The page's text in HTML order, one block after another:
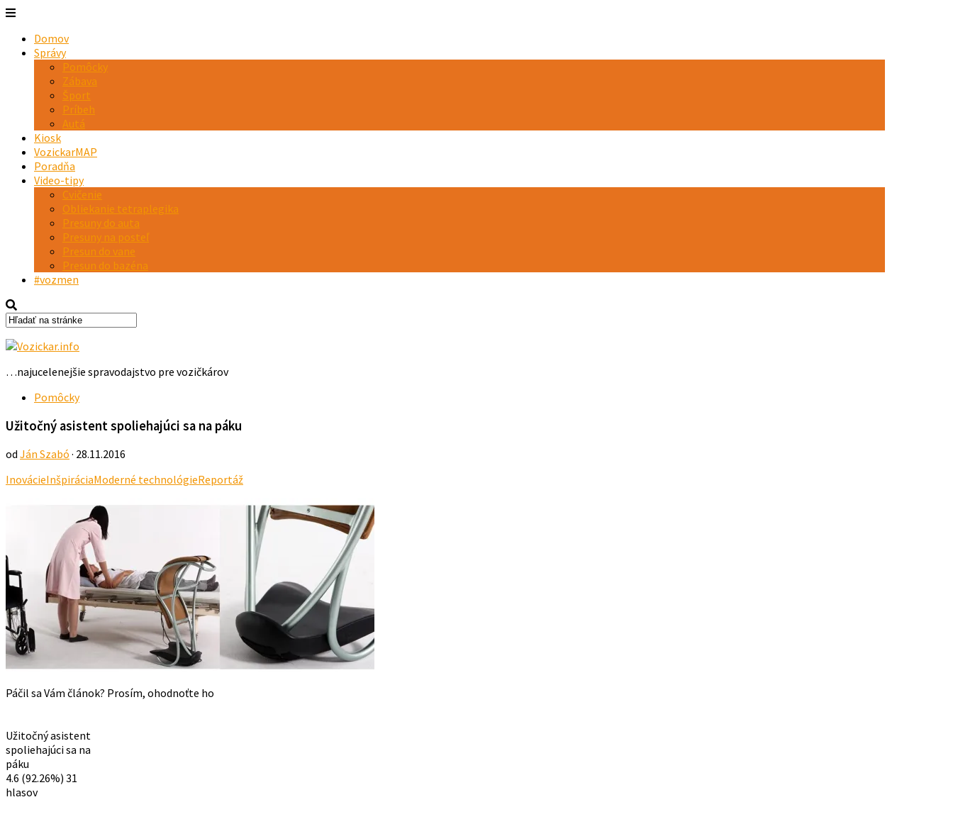
Domov
Správy
Pomôcky
Zábava
Šport
Príbeh
Autá
Kiosk
VozickarMAP
Poradňa
Video-tipy
Cvičenie
Obliekanie tetraplegika
Presuny do auta
Presuny na posteľ
Presun do vane
Presun do bazéna
#vozmen
…najucelenejšie spravodajstvo pre vozičkárov
Pomôcky
Užitočný asistent spoliehajúci sa na páku
od Ján Szabó · 28.11.2016
InovácieInšpiráciaModerné technológieReportáž
Páčil sa Vám článok? Prosím, ohodnoťte ho
Užitočný asistent
spoliehajúci sa na
páku
4.6 (92.26%) 31
hlasov